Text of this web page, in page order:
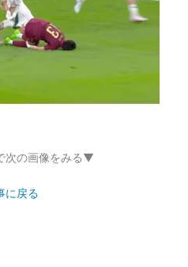
次の画像をみる▼
に戻る